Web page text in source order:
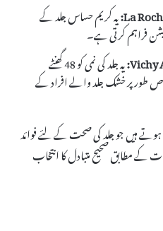
Laیہ کریم حساس جلد کے
فراہم کرتی ہے۔
Vichy
یہ جلد کی نمی کو 48 گھنٹے
طور پر خشک جلد والے افراد کے
ہیں جو جلد کی صحت کے لئے فوائد
کے مطابق صحیح متبادل کا انتخاب